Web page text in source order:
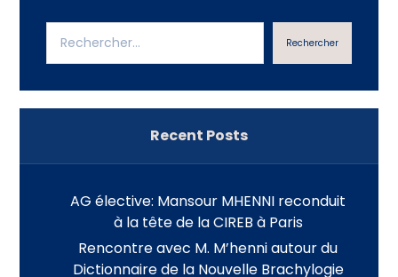
Rechercher
Recent Posts
AG élective: Mansour MHENNI reconduit
à la tête de la CIREB à Paris
Rencontre avec M. M’henni autour du
Dictionnaire de la Nouvelle Brachylogie